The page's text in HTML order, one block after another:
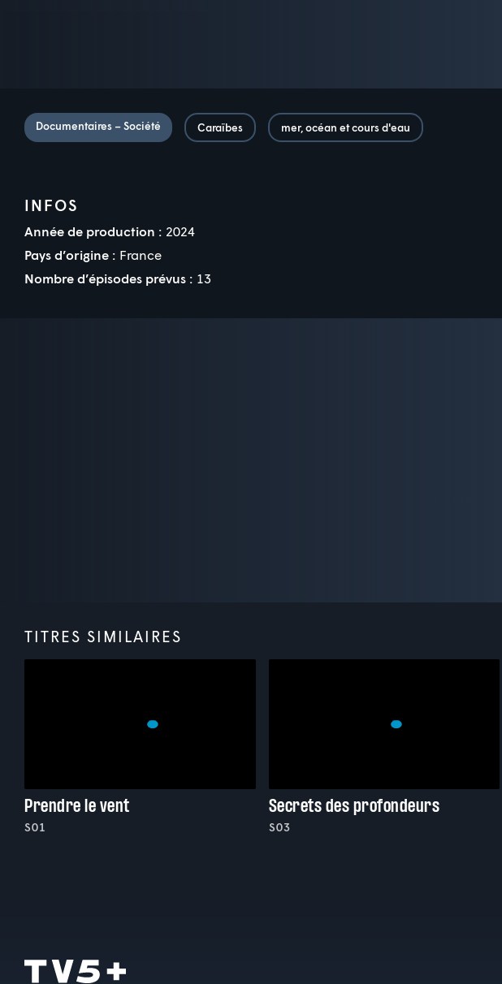
Documentaires – Société Caraïbes mer, océan et cours d'eau
INFOS
Année de production : 2024
Pays d’origine : France
Nombre d’épisodes prévus : 13
TITRES SIMILAIRES
Prendre le vent
S01
Secrets des profondeurs
S03